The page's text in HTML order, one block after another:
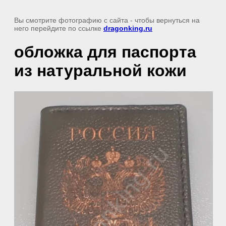
Вы смотрите фотографию с сайта - чтобы вернуться на
него перейдите по ссылке dragonking.ru
обложка для паспорта
из натуральной кожи